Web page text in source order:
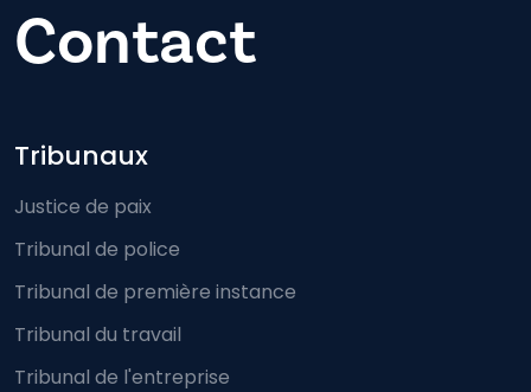
Contact
Footer-menu
Tribunaux
Justice de paix
Tribunal de police
Tribunal de première instance
Tribunal du travail
Tribunal de l'entreprise